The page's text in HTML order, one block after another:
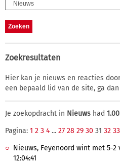
Zoekresultaten
Hier kan je nieuws en reacties
een bepaald lid van de site, ga
Je zoekopdracht in Nieuws had
Pagina: 1 2 3 4 ... 27 28 29 30 31 32 33
Nieuws, Feyenoord wint met 5-2
12:04:41